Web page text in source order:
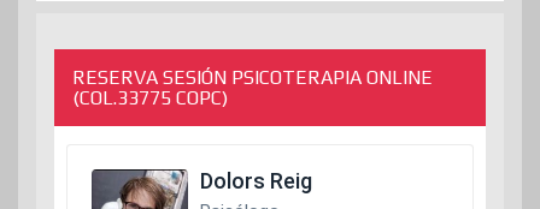
RESERVA SESIÓN PSICOTERAPIA ONLINE
(COL.33775 COPC)